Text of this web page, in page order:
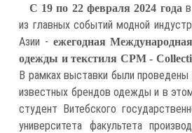
С 19 по 22 февраля 2024 года
из главных событий модной
Азии - ежегодная
одежды и текстиля CPM -
В рамках выставки были проведены
известных брендов одежды и в
студент Витебского
университета факультета